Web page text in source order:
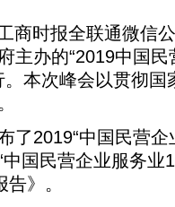
时报全联通微信公
主办的“2019中国
本次峰会以贯彻国
2019“中国民营企
国民营企业服务业
》。